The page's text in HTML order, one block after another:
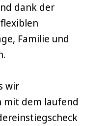
dank der
Familie und
wir
mit dem laufend